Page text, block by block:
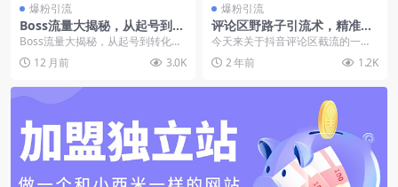
爆粉引流
Boss流量大揭秘，从起号到转
化细节拆解，从0到1打造Boss
流量全流程
Boss流量大揭秘，从起号到转化细
节拆解，从0到1打造Boss流量全流
程 课程内...
12 月前 3.0K
爆粉引流
评论区野路子引流术，精准私
信粉丝，单号日引流300+精准
创业粉
今天来关于抖音评论区截流的一个
24 年最新的方法。那么看过我课程
的人应该都知道...
2 年前 1.2K